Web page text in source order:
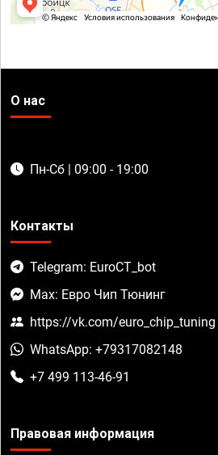
О нас
Пн-Сб | 09:00 - 19:00
Контакты
Telegram: EuroCT_bot
Max: Евро Чип Тюнинг
https://vk.com/euro_chip_tuning
WhatsApp: +79317082148
+7 499 113-46-91
Правовая информация